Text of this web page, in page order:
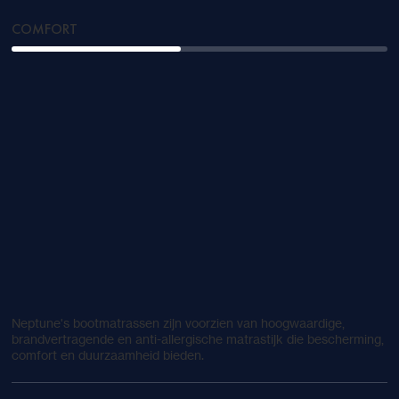
COMFORT
Neptune's bootmatrassen zijn voorzien van hoogwaardige,
brandvertragende en anti-allergische matrastijk die bescherming,
comfort en duurzaamheid bieden.